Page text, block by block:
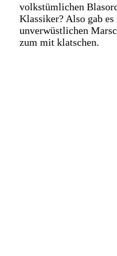
volkstümlichen
Klassiker? Also gab es
unverwüstlichen
zum mit klatschen.